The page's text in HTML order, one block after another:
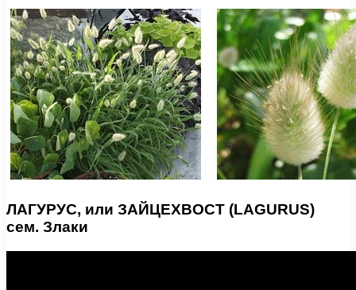
ЛАГУРУС, или ЗАЙЦЕХВОСТ (LAGURUS)
сем. Злаки